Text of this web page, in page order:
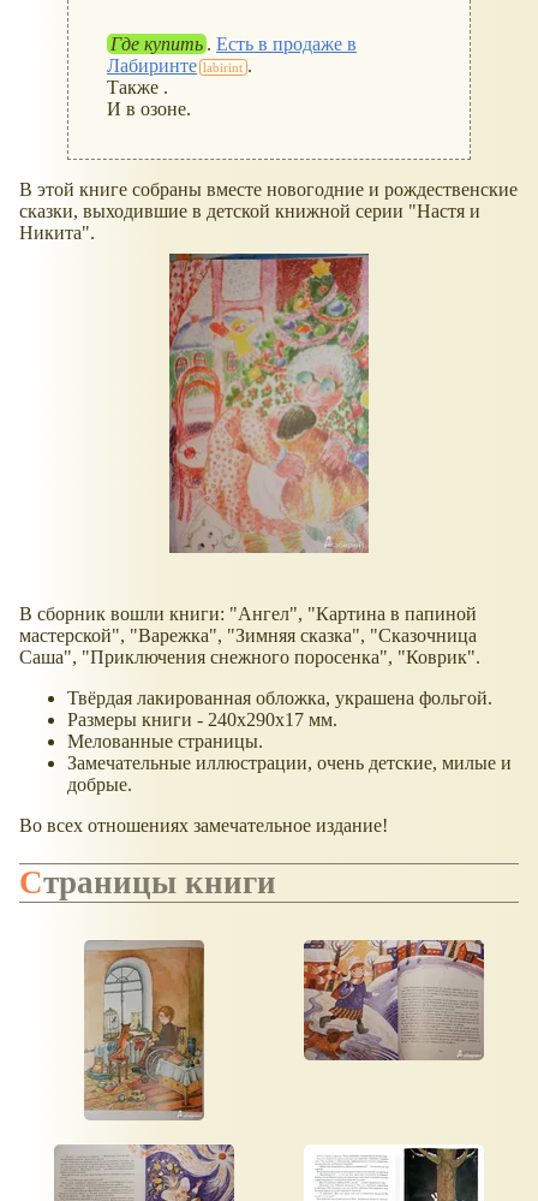
Где купить . Есть в продаже в
Лабиринте
.
Также .
И в озоне.
В этой книге собраны вместе новогодние и рождественские
сказки, выходившие в детской книжной серии "Настя и
Никита".
В сборник вошли книги: "Ангел", "Картина в папиной
мастерской", "Варежка", "Зимняя сказка", "Сказочница
Саша", "Приключения снежного поросенка", "Коврик".
Твёрдая лакированная обложка, украшена фольгой.
Размеры книги - 240х290х17 мм.
Мелованные страницы.
Замечательные иллюстрации, очень детские, милые и
добрые.
Во всех отношениях замечательное издание!
Страницы книги